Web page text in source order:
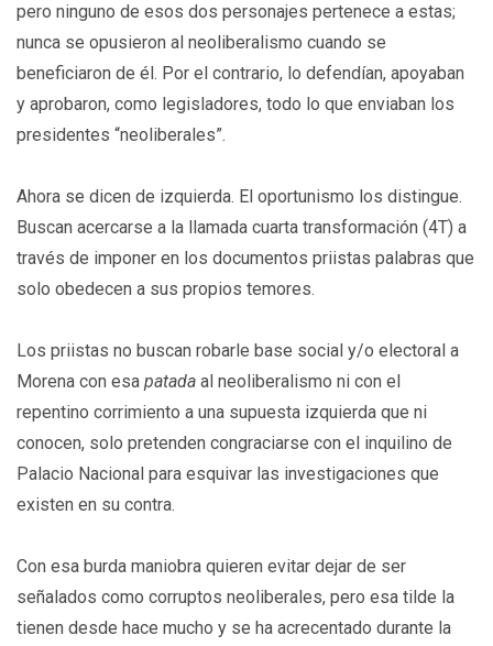
pero ninguno de esos dos personajes pertenece a estas;
nunca se opusieron al neoliberalismo cuando se
beneficiaron de él. Por el contrario, lo defendían, apoyaban
y aprobaron, como legisladores, todo lo que enviaban los
presidentes “neoliberales”.
Ahora se dicen de izquierda. El oportunismo los distingue.
Buscan acercarse a la llamada cuarta transformación (4T) a
través de imponer en los documentos priistas palabras que
solo obedecen a sus propios temores.
Los priistas no buscan robarle base social y/o electoral a
Morena con esa patada al neoliberalismo ni con el
repentino corrimiento a una supuesta izquierda que ni
conocen, solo pretenden congraciarse con el inquilino de
Palacio Nacional para esquivar las investigaciones que
existen en su contra.
Con esa burda maniobra quieren evitar dejar de ser
señalados como corruptos neoliberales, pero esa tilde la
tienen desde hace mucho y se ha acrecentado durante la